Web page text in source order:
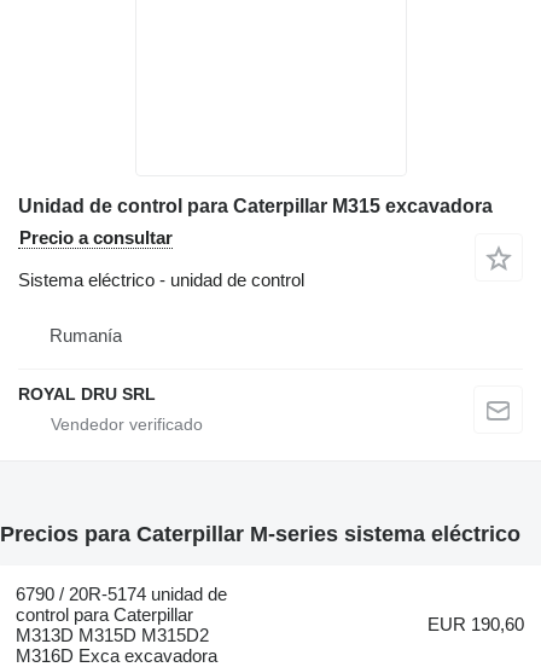
Unidad de control para Caterpillar M315 excavadora
Precio a consultar
Sistema eléctrico - unidad de control
Rumanía
ROYAL DRU SRL
Precios para Caterpillar M-series sistema eléctrico
6790 / 20R-5174 unidad de
control para Caterpillar
M313D M315D M315D2
M316D Exca excavadora
EUR 190,60